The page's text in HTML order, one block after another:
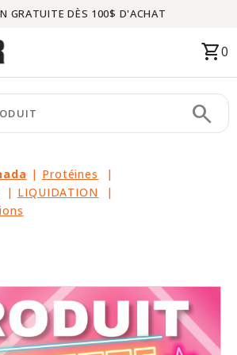
GRATUITE DÈS 100$ D'ACHAT
shopping_cart0
search
| Protéines
|
| LIQUIDATION |